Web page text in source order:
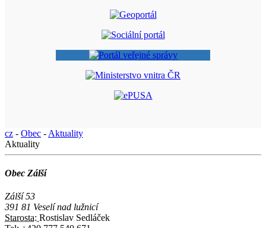
cz - Obec - Aktuality
Aktuality
Obec Zálší
Zálší 53
391 81 Veselí nad lužnicí
Starosta: Rostislav Sedláček